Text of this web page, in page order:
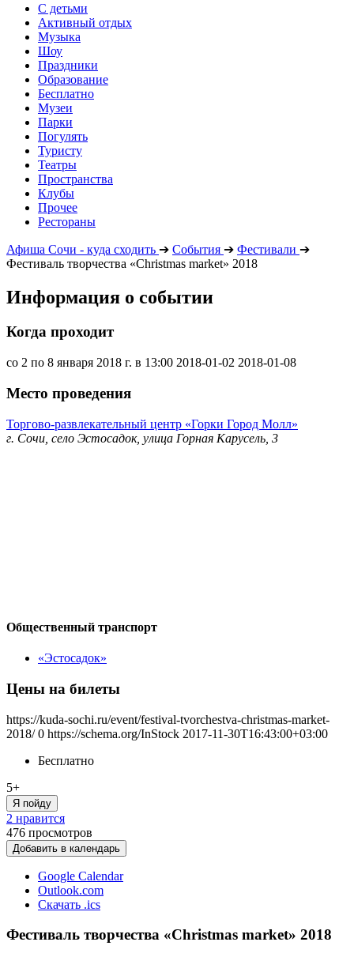
С детьми
Активный отдых
Музыка
Шоу
Праздники
Образование
Бесплатно
Музеи
Парки
Погулять
Туристу
Театры
Пространства
Клубы
Прочее
Рестораны
Афиша Сочи - куда сходить ➔ События ➔ Фестивали ➔
Фестиваль творчества «Christmas market» 2018
Информация о событии
Когда проходит
со 2 по 8 января 2018 г. в 13:00 2018-01-02 2018-01-08
Место проведения
Торгово-развлекательный центр «Горки Город Молл»
г. Сочи, село Эстосадок, улица Горная Карусель, 3
Общественный транспорт
«Эстосадок»
Цены на билеты
https://kuda-sochi.ru/event/festival-tvorchestva-christmas-market-
2018/ 0 https://schema.org/InStock 2017-11-30T16:43:00+03:00
Бесплатно
5+
Я пойду
2 нравится
476 просмотров
Добавить в календарь
Google Calendar
Outlook.com
Скачать .ics
Фестиваль творчества «Christmas market» 2018